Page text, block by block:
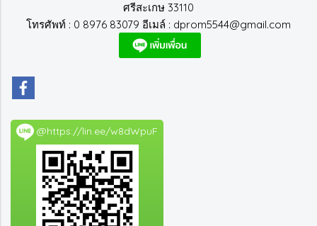
ศรีสะเกษ 33110
โทรศัพท์ : 0 8976 83079 อีเมล์ : dprom5544@gmail.com
@https://lin.ee/w8dWpuF